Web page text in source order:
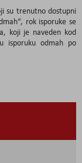
su trenutno dostupni
rok isporuke se
koji je naveden kod
isporuku odmah po